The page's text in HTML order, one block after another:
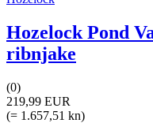
Hozelock Pond
ribnjake
(0)
219,99 EUR
(= 1.657,51 kn)